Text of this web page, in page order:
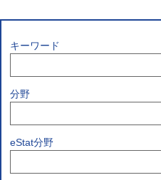
キーワード
分野
eStat分野